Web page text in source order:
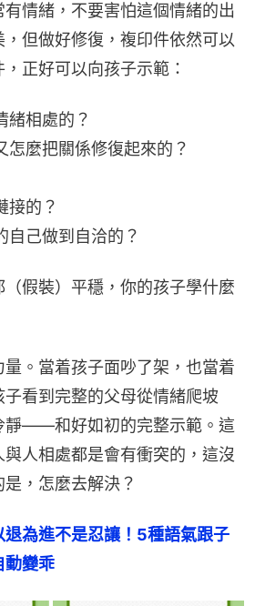
情緒，不要害怕這個情緒的出
但做好修復，複印件依然可以
正好可以向孩子示範：
緒相處的？
怎麼把關係修復起來的？
接的？
自己做到自洽的？
假裝）平穩，你的孩子學什麼
。當着孩子面吵了架，也當着
看到完整的父母從情緒爬坡
——和好如初的完整示範。這
人相處都是會有衝突的，這沒
，怎麼去解決？
退為進不是忍讓！5種語氣跟子
動變乖